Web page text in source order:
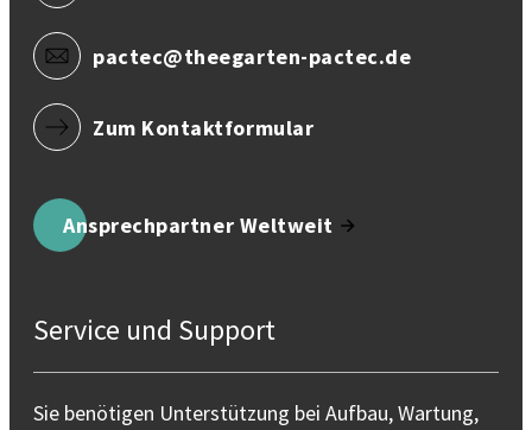
pactec@theegarten-pactec.de
Zum Kontaktformular
Ansprechpartner Weltweit
Service und Support
Sie benötigen Unterstützung bei Aufbau, Wartung,